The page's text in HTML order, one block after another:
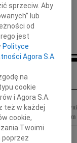
Rozwoju Miasta SA
Oklejaka znakomitego
życzliwego, o wielkim
sprzeciw. Aby
lub
od
jest
Polityce
Agora S.A.
na
cookie
i Agora S.A.
też w każdej
cookie,
Twoimi
poprzez